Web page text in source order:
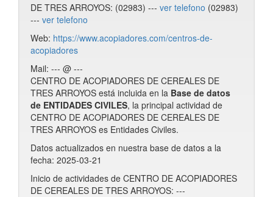
DE TRES ARROYOS: (02983) --- ver telefono (02983)
--- ver telefono
Web: https://www.acopiadores.com/centros-de-
acopiadores
Mail: --- @ ---
CENTRO DE ACOPIADORES DE CEREALES DE
TRES ARROYOS está incluida en la Base de datos
de ENTIDADES CIVILES, la principal actividad de
CENTRO DE ACOPIADORES DE CEREALES DE
TRES ARROYOS es Entidades Civiles.
Datos actualizados en nuestra base de datos a la
fecha: 2025-03-21
Inicio de actividades de CENTRO DE ACOPIADORES
DE CEREALES DE TRES ARROYOS: ---